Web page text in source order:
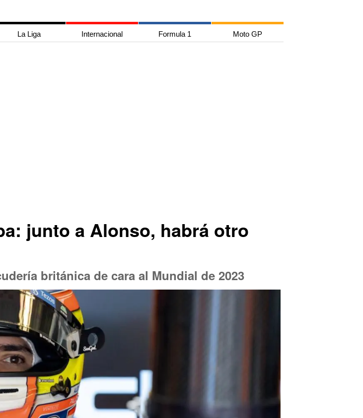
La Liga Internacional Formula 1 Moto GP
junto a Alonso, habrá otro
británica de cara al Mundial de 2023